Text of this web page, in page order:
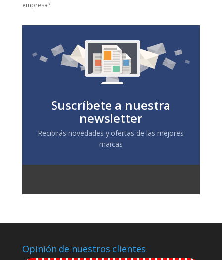
empresa?
Suscríbete a nuestra
newsletter
Recibirás novedades y ofertas de las mejores
marcas
Opinión de nuestros clientes